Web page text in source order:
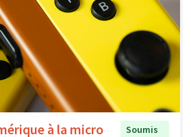
à la micro
Soumis